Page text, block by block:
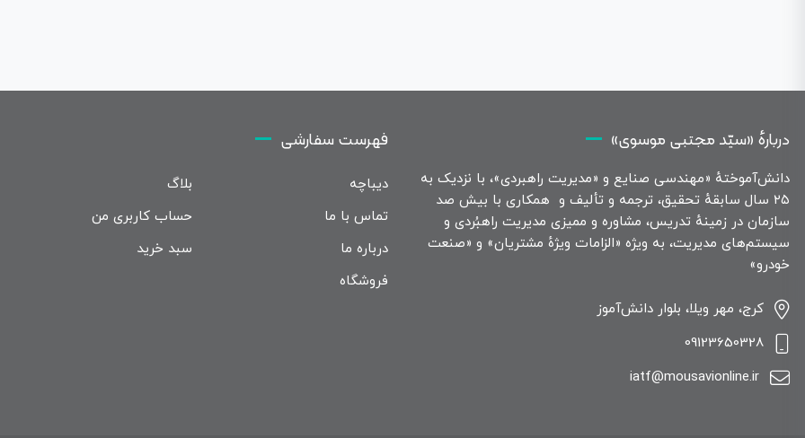
دربارهٔ «سیّد مجتبی موسوی»
دانش‌آموختهٔ «مهندسی صنایع و «مدیریت راهبردی»، با نزدیک به
۲۵ سال سابقهٔ تحقیق، ترجمه و تألیف و همکاری با بیش صد
سازمان در زمینهٔ تدریس، مشاوره و ممیزی مدیریت راهبُردی و
سیستم‌های مدیریت، به ویژه «الزامات ویژهٔ مشتریان» و «صنعت
خودرو»
کرج، مهر ویلا، بلوار دانش‌آموز
09123650328
iatf@mousavionline.ir
فهرست سفارشی
دیباچه
بلاگ
تماس با ما
حساب کاربری من
درباره ما
سبد خرید
فروشگاه